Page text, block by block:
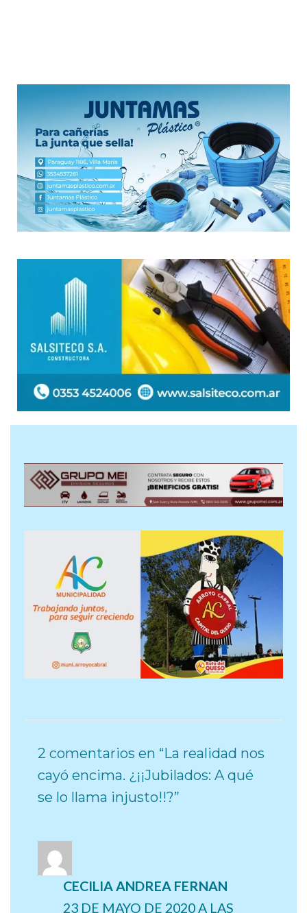
2 comentarios en “La realidad nos
cayó encima. ¿¡¡Jubilados: A qué
se lo llama injusto!!?”
CECILIA ANDREA FERNAN
23 DE MAYO DE 2020 A LAS